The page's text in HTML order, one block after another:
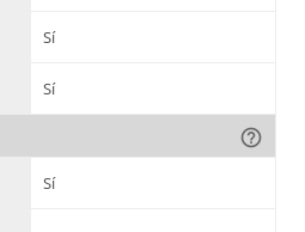
Sí
Sí
help_outline
Sí